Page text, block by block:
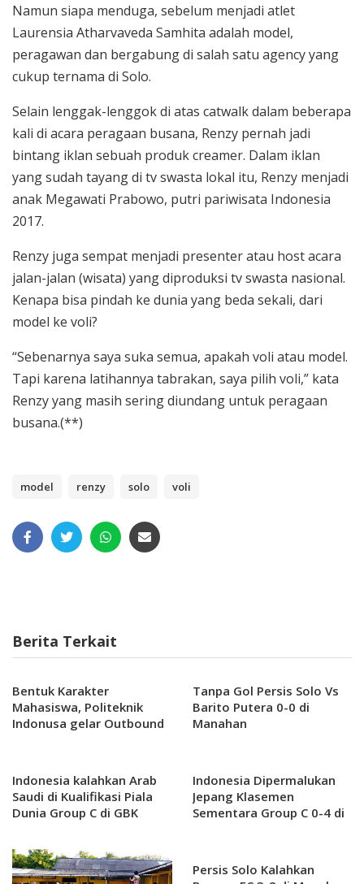
Namun siapa menduga, sebelum menjadi atlet
Laurensia Atharvaveda Samhita adalah model,
peragawan dan bergabung di salah satu agency yang
cukup ternama di Solo.
Selain lenggak-lenggok di atas catwalk dalam beberapa
kali di acara peragaan busana, Renzy pernah jadi
bintang iklan sebuah produk creamer. Dalam iklan
yang sudah tayang di tv swasta lokal itu, Renzy menjadi
anak Megawati Prabowo, putri pariwisata Indonesia
2017.
Renzy juga sempat menjadi presenter atau host acara
jalan-jalan (wisata) yang diproduksi tv swasta nasional.
Kenapa bisa pindah ke dunia yang beda sekali, dari
model ke voli?
“Sebenarnya saya suka semua, apakah voli atau model.
Tapi karena latihannya tabrakan, saya pilih voli,” kata
Renzy yang masih sering diundang untuk peragaan
busana.(**)
model renzy solo voli
Berita Terkait
Bentuk Karakter
Mahasiswa, Politeknik
Indonusa gelar Outbound
Tanpa Gol Persis Solo Vs
Barito Putera 0-0 di
Manahan
Indonesia kalahkan Arab
Saudi di Kualifikasi Piala
Dunia Group C di GBK
Indonesia Dipermalukan
Jepang Klasemen
Sementara Group C 0-4 di
Persis Solo Kalahkan